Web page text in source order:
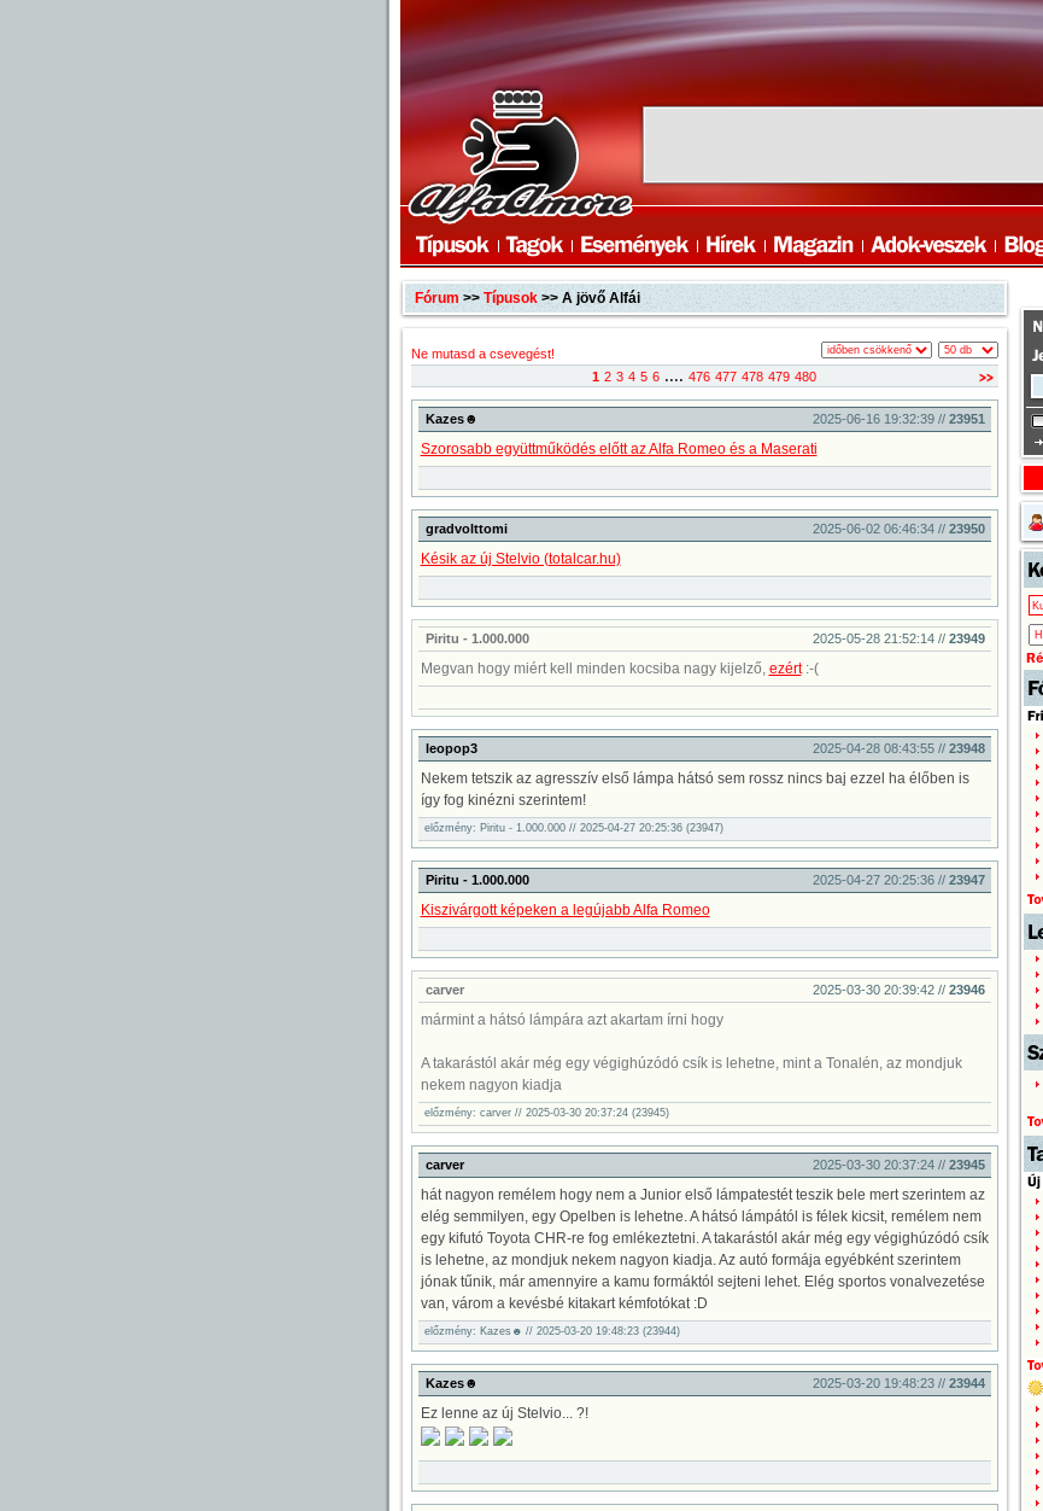
Fórum >> Típusok>> A jövő Alfái
Ne mutasd a csevegést!
oldal
1 2 3 4 5 6 .... 476 477 478 479 480
Kazes☻ 2025-06-16 19:32:39 // 23951
Szorosabb együttműködés előtt az Alfa Romeo és a Maserati
gradvolttomi 2025-06-02 06:46:34 // 23950
Késik az új Stelvio (totalcar.hu)
Piritu - 1.000.000 2025-05-28 21:52:14 // 23949
Megvan hogy miért kell minden kocsiba nagy kijelző, ezért:-(
leopop3 2025-04-28 08:43:55 // 23948
Nekem tetszik az agresszív első lámpa hátsó sem rossz nincs baj ezzel ha élőben is
így fog kinézni szerintem!
előzmény: Piritu - 1.000.000 // 2025-04-27 20:25:36 (23947)
Piritu - 1.000.000 2025-04-27 20:25:36 // 23947
Kiszivárgott képeken a legújabb Alfa Romeo
carver 2025-03-30 20:39:42 // 23946
mármint a hátsó lámpára azt akartam írni hogy
A takarástól akár még egy végighúzódó csík is lehetne, mint a Tonalén, az mondjuk
nekem nagyon kiadja
előzmény: carver // 2025-03-30 20:37:24 (23945)
carver 2025-03-30 20:37:24 // 23945
hát nagyon remélem hogy nem a Junior első lámpatestét teszik bele mert szerintem az
elég semmilyen, egy Opelben is lehetne. A hátsó lámpától is félek kicsit, remélem nem
egy kifutó Toyota CHR-re fog emlékeztetni. A takarástól akár még egy végighúzódó csík
is lehetne, az mondjuk nekem nagyon kiadja. Az autó formája egyébként szerintem
jónak tűnik, már amennyire a kamu formáktól sejteni lehet. Elég sportos vonalvezetése
van, várom a kevésbé kitakart kémfotókat :D
előzmény: Kazes☻ // 2025-03-20 19:48:23 (23944)
Kazes☻ 2025-03-20 19:48:23 // 23944
Ez lenne az új Stelvio... ?!